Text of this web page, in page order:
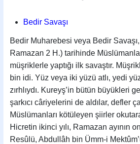
Bedir Savaşı
Bedir Muharebesi veya Bedir
Ramazan 2 H.) tarihinde
müşriklerle yaptığı ilk savaştır.
bin idi. Yüz veya iki yüzü atlı, yedi
zırhlıydı. Kureyş’in bütün büyükleri
şarkıcı câriyelerini de aldılar, defler
Müslümanları kötüleyen şiirler
Hicretin ikinci yılı, Ramazan ayının
Resûlü, Abdullâh bin Ümm-i